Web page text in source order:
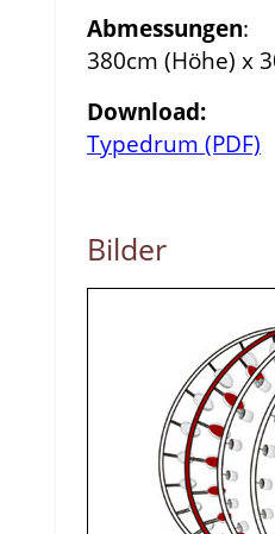
Abmessungen:
380cm (Höhe) x
Download:
Typedrum (PDF)
Bilder